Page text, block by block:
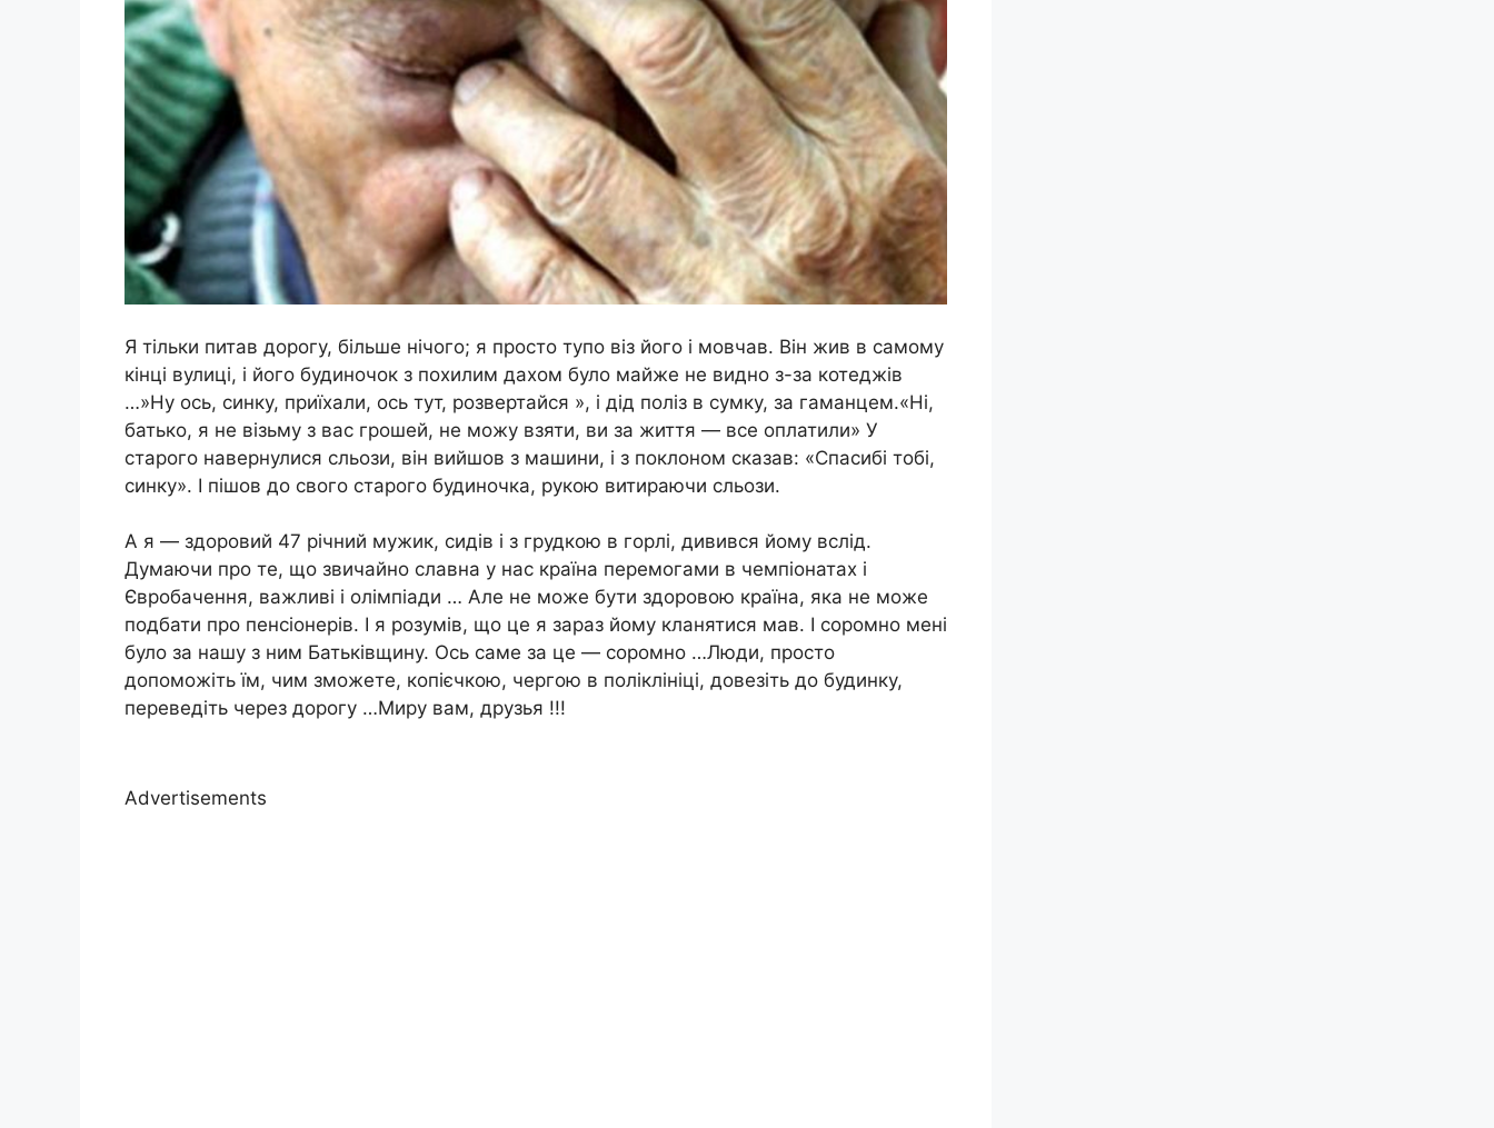
Я тільки питав дорогу, більше нічого; я просто тупо віз його і мовчав. Він жив в самому
кінці вулиці, і його будиночок з похилим дахом було майже не видно з-за котеджів
…»Ну ось, синку, приїхали, ось тут, розвертайся », і дід поліз в сумку, за гаманцем.«Ні,
батько, я не візьму з вас грошей, не можу взяти, ви за життя — все оплатили» У
старого навернулися сльози, він вийшов з машини, і з поклоном сказав: «Спасибі тобі,
синку». І пішов до свого старого будиночка, рукою витираючи сльози.
А я — здоровий 47 річний мужик, сидів і з грудкою в горлі, дивився йому вслід.
Думаючи про те, що звичайно славна у нас країна перемогами в чемпіонатах і
Євробачення, важливі і олімпіади … Але не може бути здоровою країна, яка не може
подбати про пенсіонерів. І я розумів, що це я зараз йому кланятися мав. І соромно мені
було за нашу з ним Батьківщину. Ось саме за це — соромно …Люди, просто
допоможіть їм, чим зможете, копієчкою, чергою в поліклініці, довезіть до будинку,
переведіть через дорогу …Миру вам, друзья !!!
Advertisements